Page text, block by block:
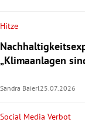
Hitze
„Klimaanlagen
Sandra Baierl 25.07.2026
Social Media Verbot